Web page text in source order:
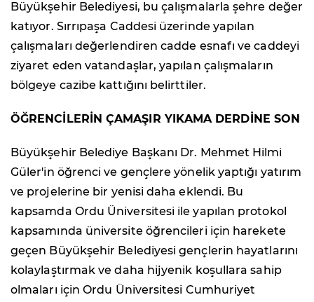
Büyükşehir Belediyesi, bu çalışmalarla şehre değer
katıyor. Sırrıpaşa Caddesi üzerinde yapılan
çalışmaları değerlendiren cadde esnafı ve caddeyi
ziyaret eden vatandaşlar, yapılan çalışmaların
bölgeye cazibe kattığını belirttiler.
ÖĞRENCİLERİN ÇAMAŞIR YIKAMA DERDİNE SON
Büyükşehir Belediye Başkanı Dr. Mehmet Hilmi
Güler'in öğrenci ve gençlere yönelik yaptığı yatırım
ve projelerine bir yenisi daha eklendi. Bu
kapsamda Ordu Üniversitesi ile yapılan protokol
kapsamında üniversite öğrencileri için harekete
geçen Büyükşehir Belediyesi gençlerin hayatlarını
kolaylaştırmak ve daha hijyenik koşullara sahip
olmaları için Ordu Üniversitesi Cumhuriyet